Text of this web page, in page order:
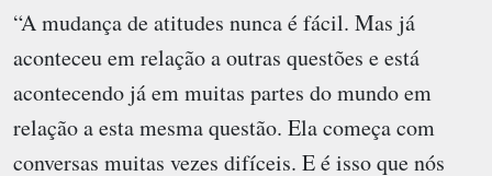
“A mudança de atitudes nunca é fácil. Mas já
aconteceu em relação a outras questões e está
acontecendo já em muitas partes do mundo em
relação a esta mesma questão. Ela começa com
conversas muitas vezes difíceis. E é isso que nós